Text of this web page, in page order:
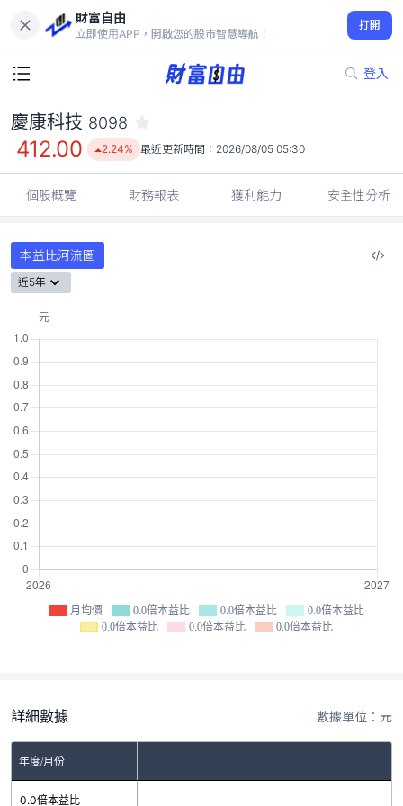
財富自由
立即使用APP，開啟您的股市智慧導航！
打開
登入
412.00
2.24%
慶康科技 8098
412.00 2.24% 最近更新時間： 2026/08/05 05:30
個股概覽 財務報表 獲利能力 安全性分析
本益比河流圖
近5年
月均價 0.0倍本益比 0.0倍本益比
0.0倍本益比
0.0倍本益比
0.0倍本益比 0.0倍本益比
詳細數據 數據單位：元
年度/月份
0.0倍本益比